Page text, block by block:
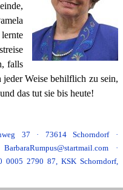
falls
Weise behilflich zu sein,
das tut sie bis heute!
37 · 73614 Schorndorf ·
·
0005 2790 87, KSK Schorndorf,